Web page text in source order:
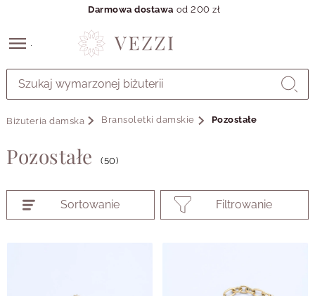
GŁÓWNEJ
PRODUKTÓW
MENU
UŻYTKOWNIKA
Darmowa dostawa od 200 zł
Biżuteria damska Bransoletki damskie Pozostałe
Pozostałe (50)
Sortowanie Filtrowanie